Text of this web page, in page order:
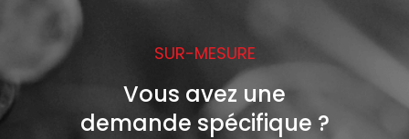
SUR-MESURE
Vous avez une
demande spécifique ?